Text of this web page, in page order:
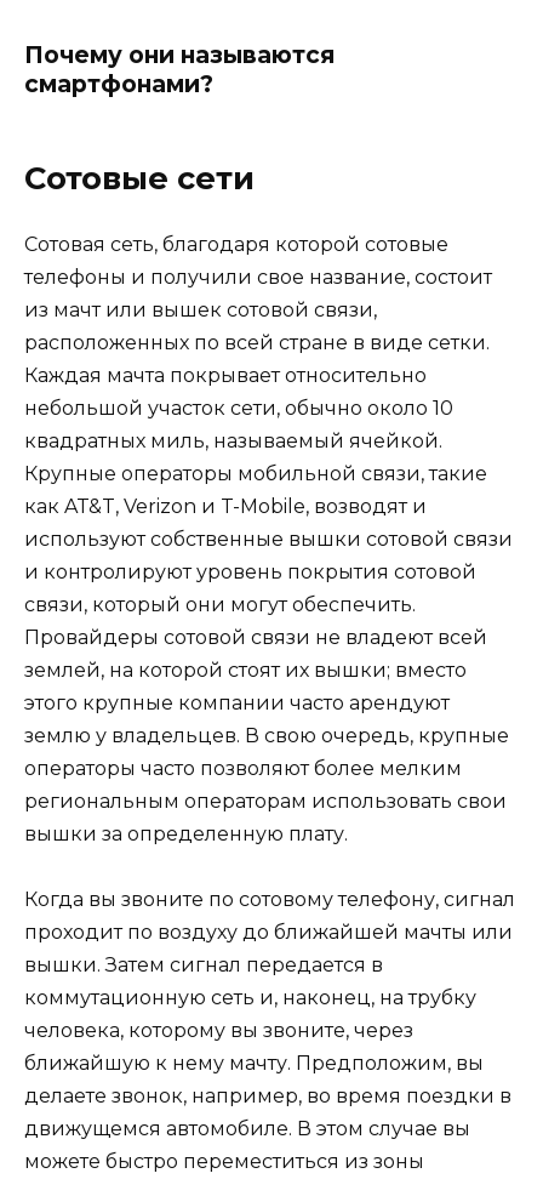
Почему они называются
смартфонами?
Сотовые сети
Сотовая сеть, благодаря которой сотовые
телефоны и получили свое название, состоит
из мачт или вышек сотовой связи,
расположенных по всей стране в виде сетки.
Каждая мачта покрывает относительно
небольшой участок сети, обычно около 10
квадратных миль, называемый ячейкой.
Крупные операторы мобильной связи, такие
как AT&T, Verizon и T-Mobile, возводят и
используют собственные вышки сотовой связи
и контролируют уровень покрытия сотовой
связи, который они могут обеспечить.
Провайдеры сотовой связи не владеют всей
землей, на которой стоят их вышки; вместо
этого крупные компании часто арендуют
землю у владельцев. В свою очередь, крупные
операторы часто позволяют более мелким
региональным операторам использовать свои
вышки за определенную плату.
Когда вы звоните по сотовому телефону, сигнал
проходит по воздуху до ближайшей мачты или
вышки. Затем сигнал передается в
коммутационную сеть и, наконец, на трубку
человека, которому вы звоните, через
ближайшую к нему мачту. Предположим, вы
делаете звонок, например, во время поездки в
движущемся автомобиле. В этом случае вы
можете быстро переместиться из зоны